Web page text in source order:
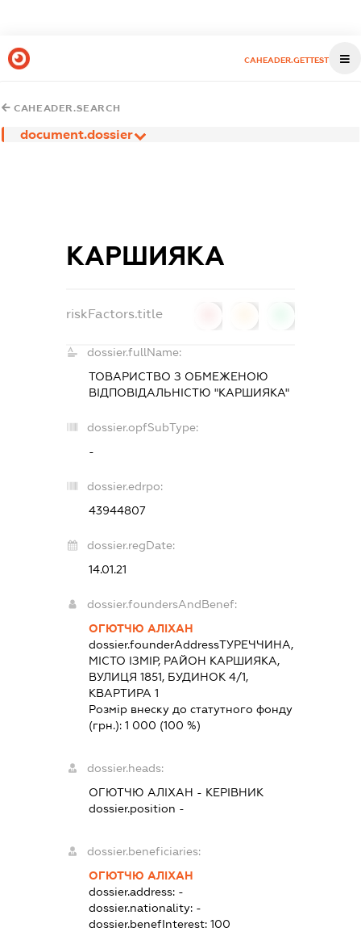
CAHEADER.GETTEST
CAHEADER.SEARCH
document.dossier
КАРШИЯКА
riskFactors.title
dossier.fullName:
ТОВАРИСТВО З ОБМЕЖЕНОЮ
ВІДПОВІДАЛЬНІСТЮ "КАРШИЯКА"
dossier.opfSubType:
-
dossier.edrpo:
43944807
dossier.regDate:
14.01.21
dossier.foundersAndBenef:
ОГЮТЧЮ АЛІХАН
dossier.founderAddressТУРЕЧЧИНА,
МІСТО ІЗМІР, РАЙОН КАРШИЯКА,
ВУЛИЦЯ 1851, БУДИНОК 4/1,
КВАРТИРА 1
Розмір внеску до статутного фонду
(грн.): 1 000 (100 %)
dossier.heads:
ОГЮТЧЮ АЛІХАН - КЕРІВНИК
dossier.position -
dossier.beneficiaries:
ОГЮТЧЮ АЛІХАН
dossier.address: -
dossier.nationality: -
dossier.benefInterest: 100